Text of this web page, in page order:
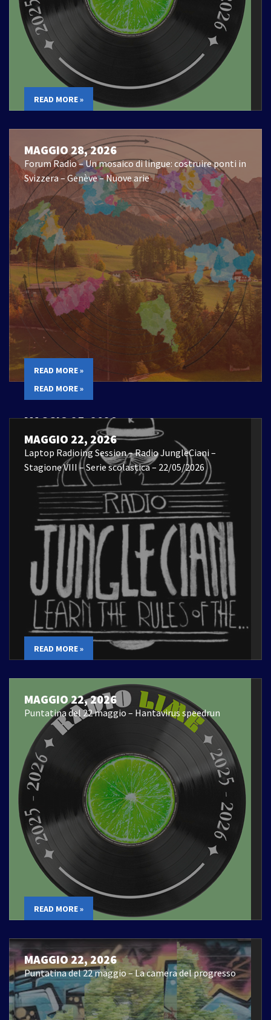
READ MORE »
MAGGIO 28, 2026
Forum Radio – Un mosaico di lingue: costruire ponti in
Svizzera – Genève – Nuove arie
READ MORE »
MAGGIO 25, 2026
Laptop Radioing Session – 22/05/2026
READ MORE »
MAGGIO 22, 2026
Laptop Radioing Session – Radio JungleCiani –
Stagione VIII – Serie scolastica – 22/05/2026
READ MORE »
MAGGIO 22, 2026
Puntatina del 22 maggio – Hantavirus speedrun
READ MORE »
MAGGIO 22, 2026
Puntatina del 22 maggio – La camera del progresso